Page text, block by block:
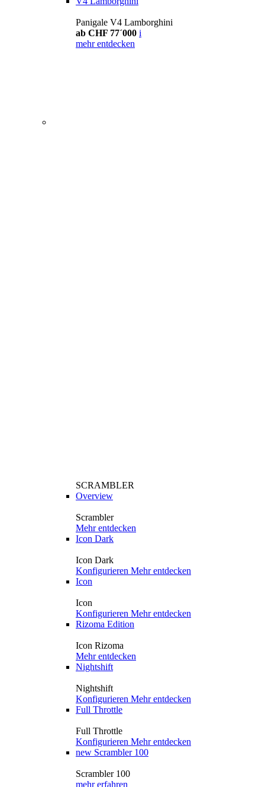
Panigale V4 Lamborghini
ab CHF 77´000 i
mehr entdecken
SCRAMBLER
Overview
Scrambler
Mehr entdecken
Icon Dark
Icon Dark
Konfigurieren Mehr entdecken
Icon
Icon
Konfigurieren Mehr entdecken
Rizoma Edition
Icon Rizoma
Mehr entdecken
Nightshift
Nightshift
Konfigurieren Mehr entdecken
Full Throttle
Full Throttle
Konfigurieren Mehr entdecken
new Scrambler 100
Scrambler 100
mehr erfahren